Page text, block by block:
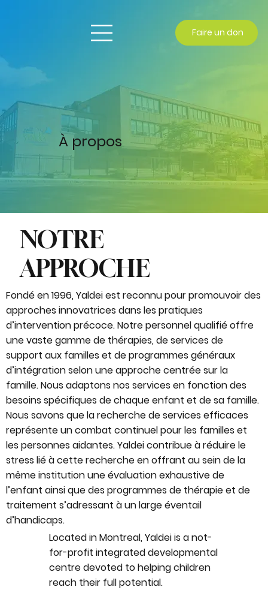
Faire un don
À propos
NOTRE
APPROCHE
Fondé en 1996, Yaldei est reconnu pour promouvoir des
approches innovatrices dans les pratiques
d’intervention précoce. Notre personnel qualifié offre
une vaste gamme de thérapies, de services de
support aux familles et de programmes généraux
d’intégration selon une approche centrée sur la
famille. Nous adaptons nos services en fonction des
besoins spécifiques de chaque enfant et de sa famille.
Nous savons que la recherche de services efficaces
représente un combat continuel pour les familles et
les personnes aidantes. Yaldei contribue à réduire le
stress lié à cette recherche en offrant au sein de la
même institution une évaluation exhaustive de
l’enfant ainsi que des programmes de thérapie et de
traitement s’adressant à un large éventail
d’handicaps.
Located in Montreal, Yaldei is a not-
for-profitintegrated developmental
centredevoted to helping children
reach their full potential.